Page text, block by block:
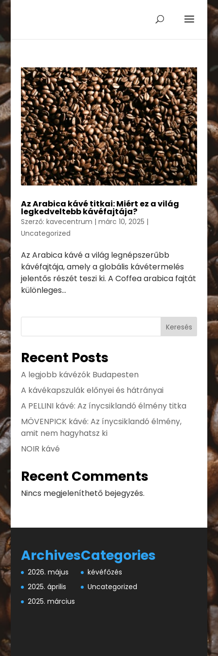
Az Arabica kávé titkai: Miért ez a világ
legkedveltebb kávéfajtája?
Szerző: kavecentrum | márc 10, 2025 |
Uncategorized
Az Arabica kávé a világ legnépszerűbb
kávéfajtája, amely a globális kávétermelés
jelentős részét teszi ki. A Coffea arabica fajtát
különleges...
Keresés
Recent Posts
A legjobb kávézók Budapesten
A kávékapszulák előnyei és hátrányai
A PELLINI kávé: Az ínycsiklandó élmény titka
MÖVENPICK kávé: Az ínycsiklandó élmény,
amit nem hagyhatsz ki
NOIR kávé
Recent Comments
Nincs megjeleníthető bejegyzés.
Archives
2026. május
2025. április
2025. március
Categories
kévéfőzés
Uncategorized